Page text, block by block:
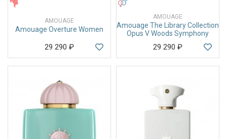
AMOUAGE
Amouage Overture Women
29 290 ₽
AMOUAGE
Amouage The Library Collection
Opus V Woods Symphony
29 290 ₽